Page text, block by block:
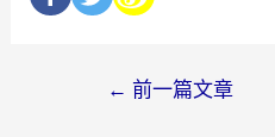
← 前一篇文章